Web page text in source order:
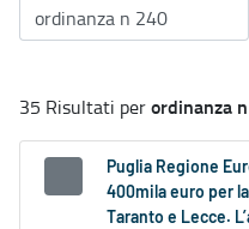
35 Risultati perordinanza
Puglia Regione
400mila euro per
Taranto e Lecce.